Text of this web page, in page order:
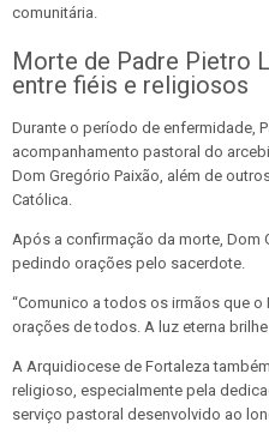
comunitária.
Morte de Padre Pietro
entre fiéis e religiosos
Durante o período de enfermidade,
acompanhamento pastoral do
Dom Gregório Paixão, além de
Católica.
Após a confirmação da morte, Dom
pedindo orações pelo sacerdote.
“Comunico a todos os irmãos que o
orações de todos. A luz eterna brilhe
A Arquidiocese de Fortaleza
religioso, especialmente pela
serviço pastoral desenvolvido ao